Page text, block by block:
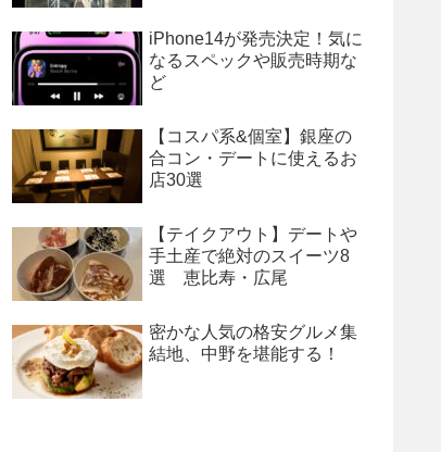
iPhone14が発売決定！気に
なるスペックや販売時期な
ど
【コスパ系&個室】銀座の
合コン・デートに使えるお
店30選
【テイクアウト】デートや
手土産で絶対のスイーツ8
選 恵比寿・広尾
密かな人気の格安グルメ集
結地、中野を堪能する！